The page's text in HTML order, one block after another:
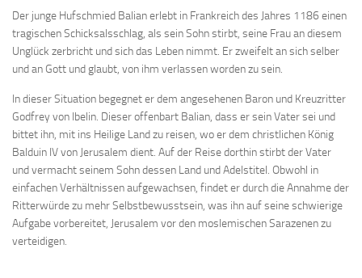
Der junge Hufschmied Balian erlebt in Frankreich des Jahres 1186 einen
tragischen Schicksalsschlag, als sein Sohn stirbt, seine Frau an diesem
Unglück zerbricht und sich das Leben nimmt. Er zweifelt an sich selber
und an Gott und glaubt, von ihm verlassen worden zu sein.
In dieser Situation begegnet er dem angesehenen Baron und Kreuzritter
Godfrey von Ibelin. Dieser offenbart Balian, dass er sein Vater sei und
bittet ihn, mit ins Heilige Land zu reisen, wo er dem christlichen König
Balduin IV von Jerusalem dient. Auf der Reise dorthin stirbt der Vater
und vermacht seinem Sohn dessen Land und Adelstitel. Obwohl in
einfachen Verhältnissen aufgewachsen, findet er durch die Annahme der
Ritterwürde zu mehr Selbstbewusstsein, was ihn auf seine schwierige
Aufgabe vorbereitet, Jerusalem vor den moslemischen Sarazenen zu
verteidigen.